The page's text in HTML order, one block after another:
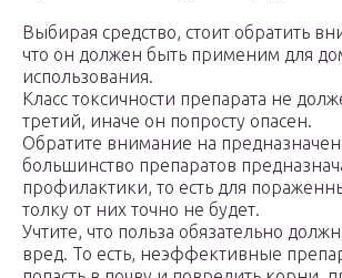
Выбирая средство, стоит обратить
что он должен быть применим для
использования.
Класс токсичности препарата не
третий, иначе он попросту опасен.
Обратите внимание на
большинство препаратов
профилактики, то есть для
толку от них точно не будет.
Учтите, что польза обязательно
вред. То есть, неэффективные